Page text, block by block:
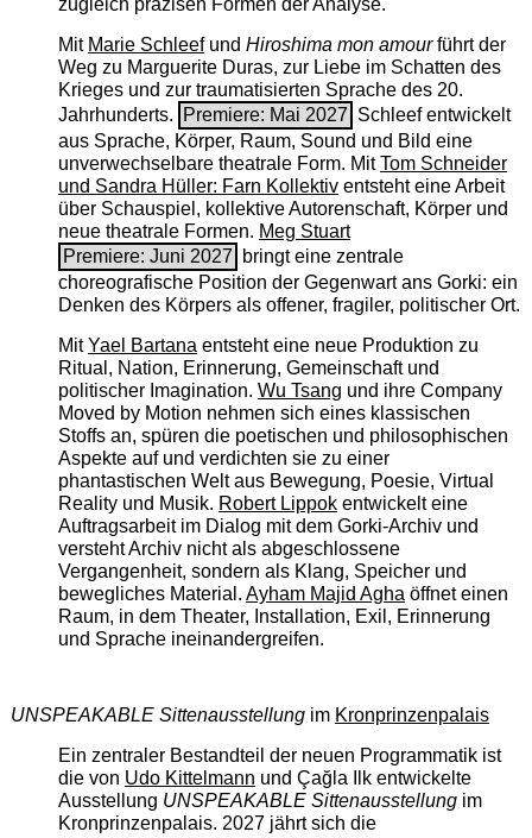
zugleich präzisen Formen der Analyse.
Mit Marie Schleefund Hiroshima mon amourführt der
Weg zu Marguerite Duras, zur Liebe im Schatten des
Krieges und zur traumatisierten Sprache des 20.
Jahrhunderts.
Premiere: Mai 2027 Schleef entwickelt
aus Sprache, Körper, Raum, Sound und Bild eine
unverwechselbare theatrale Form. MitTom Schneider
und Sandra Hüller: Farn Kollektiventsteht eine Arbeit
über Schauspiel, kollektive Autorenschaft, Körper und
neue theatrale Formen. Meg Stuart
Premiere: Juni 2027
bringt eine zentrale
choreografische Position der Gegenwart ans Gorki: ein
Denken des Körpers als offener, fragiler, politischer Ort.
MitYael Bartanaentsteht eine neue Produktion zu
Ritual, Nation, Erinnerung, Gemeinschaft und
politischer Imagination. Wu Tsang und ihre Company
Moved by Motion nehmen sich eines klassischen
Stoffs an, spüren die poetischen und philosophischen
Aspekte auf und verdichten sie zu einer
phantastischen Welt aus Bewegung, Poesie, Virtual
Reality und Musik. Robert Lippokentwickelt eine
Auftragsarbeit im Dialog mit dem Gorki-Archiv und
versteht Archiv nicht als abgeschlossene
Vergangenheit, sondern als Klang, Speicher und
bewegliches Material. Ayham Majid Aghaöffnet einen
Raum, in dem Theater, Installation, Exil, Erinnerung
und Sprache ineinandergreifen.
UNSPEAKABLE Sittenausstellungim Kronprinzenpalais
Ein zentraler Bestandteil der neuen Programmatik ist
die von Udo Kittelmann und Çağla Ilk entwickelte
Ausstellung UNSPEAKABLE Sittenausstellungim
Kronprinzenpalais. 2027 jährt sich die